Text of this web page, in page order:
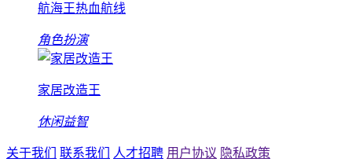
航海王热血航线
角色扮演
家居改造王
休闲益智
关于我们 联系我们 人才招聘 用户协议 隐私政策